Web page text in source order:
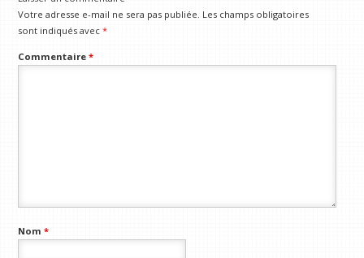
Votre adresse e-mail ne sera pas publiée. Les champs obligatoires
sont indiqués avec*
Commentaire*
Nom*